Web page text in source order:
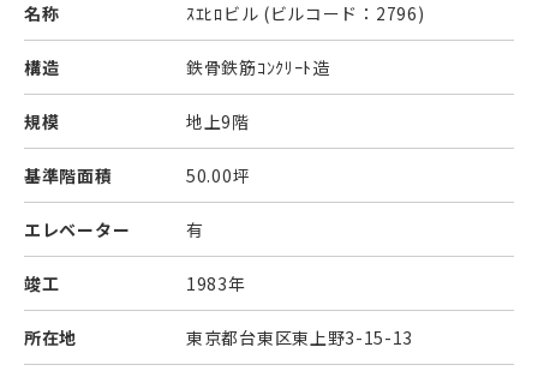
名称 ｽｴﾋﾛビル (ビルコード：2796)
構造 鉄骨鉄筋ｺﾝｸﾘｰﾄ造
規模 地上9階
基準階面積 50.00坪
エレベーター 有
竣工 1983年
所在地 東京都台東区東上野3-15-13